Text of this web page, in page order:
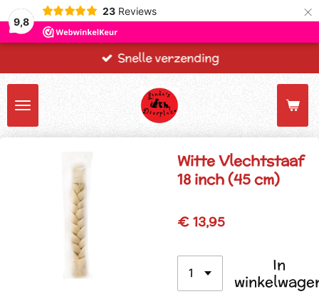
9,8
23 Reviews ×
Snelle verzending
Witte Vlechtstaaf
18 inch (45 cm)
€ 13,95
In